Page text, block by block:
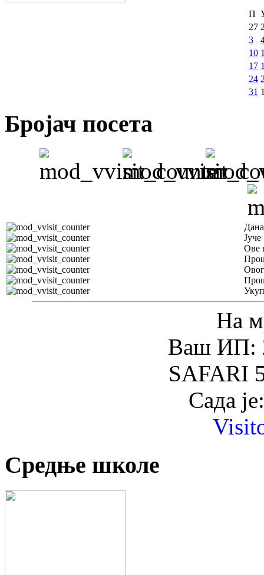
П
27
3
10
17
24
31
Бројач посета
Јуче
Ове
На
Ваш ИП:
SAFARI
Сада
Средње школе